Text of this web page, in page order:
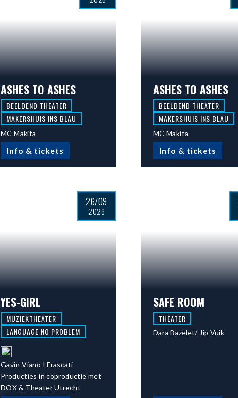
ASHES TO ASHES
BEELDEND THEATER
MAKERSHUIS INS BLAU
MC Makita
Info & tickets
ASHES TO ASHES
BEELDEND THEATER
MAKERSHUIS INS BLAU
MC Makita
Info & tickets
26/09
2026
YES-GIRL
MUZIEKTHEATER
LANGUAGE NO PROBLEM
Gavin-Viano I Frascati
Producties in coproductie met
DOX & Theater Utrecht
SAFE ROOM
THEATER
Dara Bazelet/ Jip Vuik